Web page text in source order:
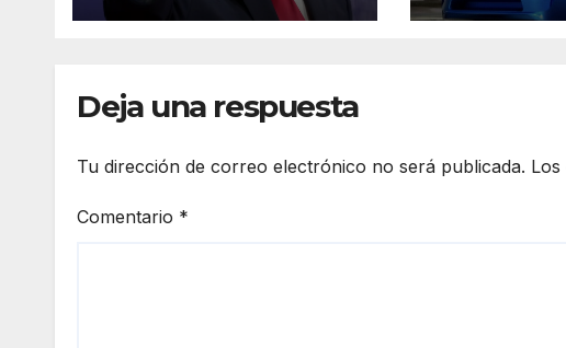
supuestos abusos
vehículo
Deja una respuesta
Tu dirección de correo electrónico no será publicada.
Comentario *